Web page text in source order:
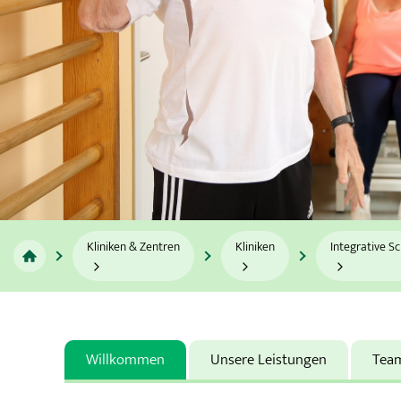
Gastroenterologie, Diabetologie und Hämato-Onkologie
Geburtshilfe
Gefäßmedizin
Geriatrie
Gynäkologie
Infektiologie
Innere Medizin
Integrative Schmerzmedizin
Kliniken & Zentren Kliniken Integrative
Willkommen Unsere Leistungen